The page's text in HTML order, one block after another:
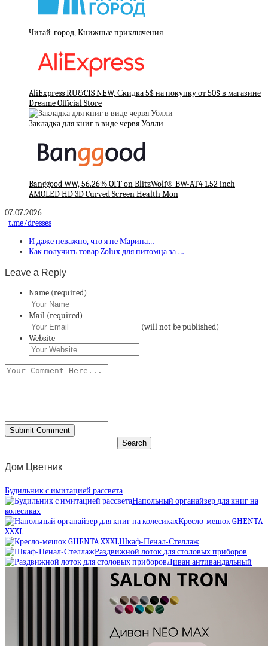
Читай-город, Книжные приключения
AliExpress RU&CIS NEW, Скидка 5$ на покупку от 50$ в магазине
Dreame Official Store
Закладка для книг в виде червя Уолли
Banggood WW, 56.26% OFF on BlitzWolf® BW-AT4 1.52 inch
AMOLED HD 3D Curved Screen Health Mon
07.07.2026
t.me/dresses
И даже неважно, что я не Марина…
Как получить товар Zolux для питомца за …
Leave a Reply
Name (required)
Mail (required)
(will not be published)
Website
Дом Цветник
Будильник с имитацией рассвета
Напольный органайзер для книг на
колесиках
Кресло-мешок GHENTA
XXXL
Шкаф-Пенал-Стеллаж
Раздвижной лоток для столовых приборов
Диван антивандальный